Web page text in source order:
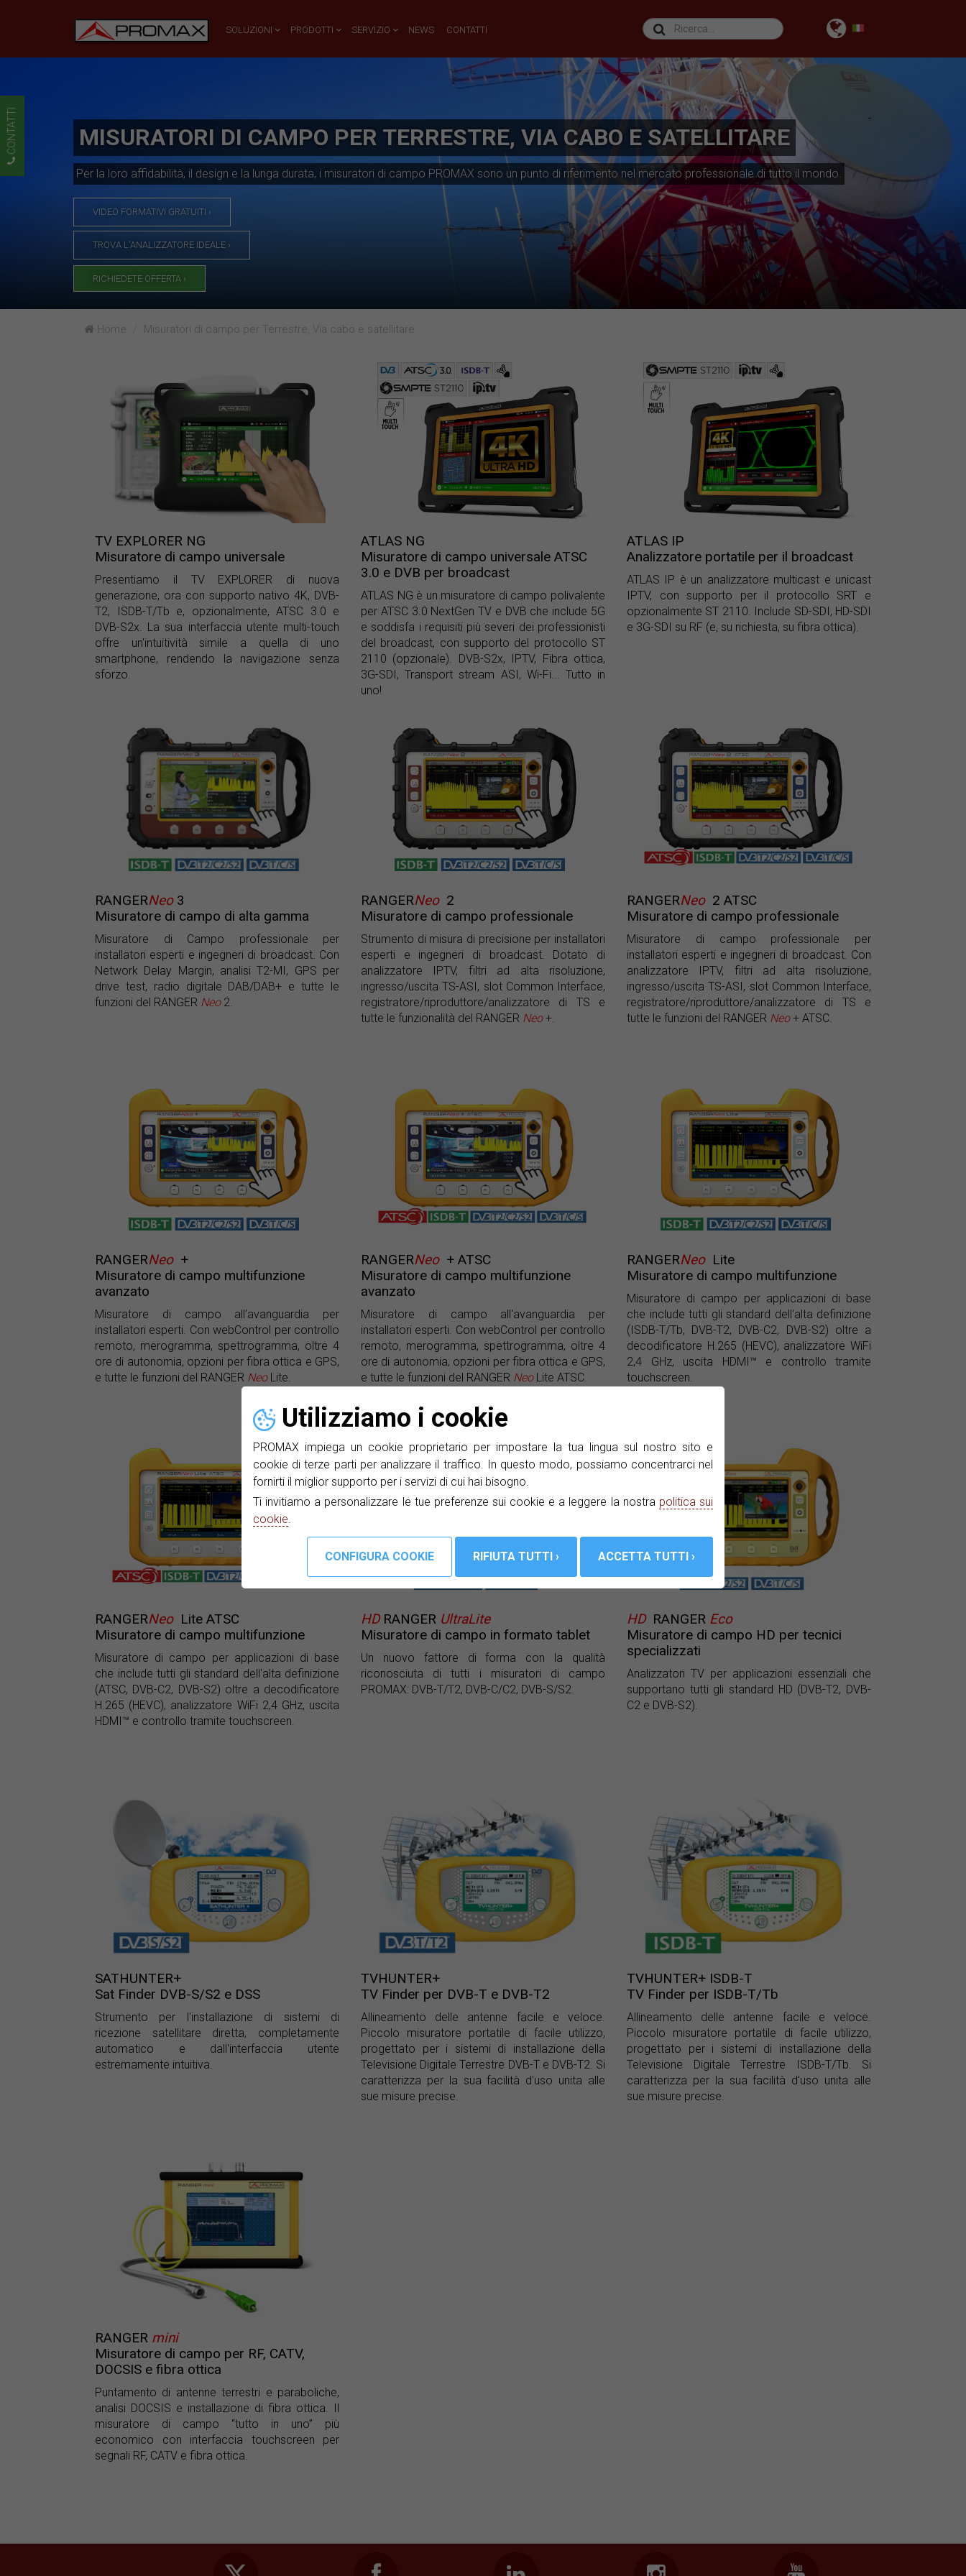
Utilizziamo i cookie
PROMAX impiega un cookie proprietario per impostare la tua lingua sul nostro sito e
cookie di terze parti per analizzare il traffico. In questo modo, possiamo concentrarci nel
fornirti il miglior supporto per i servizi di cui hai bisogno.
Ti invitiamo a personalizzare le tue preferenze sui cookie e a leggere la nostra politica sui
cookie.
SOLUZIONI PRODOTTI SERVIZIO NEWS CONTATTI
MISURATORI DI CAMPO PER TERRESTRE, VIA CABO E SATELLITARE
Per la loro affidabilità, il design e la lunga durata, i misuratori di campo PROMAX sono un punto di riferimento nel mercato professionale di tutto il mondo.
VIDEO FORMATIVI GRATUITI ›
TROVA L'ANALIZZATORE IDEALE ›
RICHIEDETE OFFERTA ›
Home Misuratori di campo per Terrestre, Via cabo e satellitare
TV EXPLORER NG
Misuratore di campo universale
Presentiamo il TV EXPLORER di nuova
generazione, ora con supporto nativo 4K, DVB-
T2, ISDB-T/Tb e, opzionalmente, ATSC 3.0 e
DVB-S2x. La sua interfaccia utente multi-touch
offre un'intuitività simile a quella di uno
smartphone, rendendo la navigazione senza
sforzo.
ATLAS NG
Misuratore di campo universale ATSC
3.0 e DVB per broadcast
ATLAS NG è un misuratore di campo polivalente
per ATSC 3.0 NextGen TV e DVB che include 5G
e soddisfa i requisiti più severi dei professionisti
del broadcast, con supporto del protocollo ST
2110 (opzionale). DVB-S2x, IPTV, Fibra ottica,
3G-SDI, Transport stream ASI, Wi-Fi... Tutto in
uno!
ATLAS IP
Analizzatore portatile per il broadcast
ATLAS IP è un analizzatore multicast e unicast
IPTV, con supporto per il protocollo SRT e
opzionalmente ST 2110. Include SD-SDI, HD-SDI
e 3G-SDI su RF (e, su richiesta, su fibra ottica).
RANGERNeo3
Misuratore di campo di alta gamma
Misuratore di Campo professionale per
installatori esperti e ingegneri di broadcast. Con
Network Delay Margin, analisi T2-MI, GPS per
drive test, radio digitale DAB/DAB+ e tutte le
funzioni del RANGER Neo2.
RANGERNeo 2
Misuratore di campo professionale
Strumento di misura di precisione per installatori
esperti e ingegneri di broadcast. Dotato di
analizzatore IPTV, filtri ad alta risoluzione,
ingresso/uscita TS-ASI, slot Common Interface,
registratore/riproduttore/analizzatore di TS e
tutte le funzionalità del RANGER Neo+.
RANGERNeo 2 ATSC
Misuratore di campo professionale
Misuratore di campo professionale per
installatori esperti e ingegneri di broadcast. Con
analizzatore IPTV, filtri ad alta risoluzione,
ingresso/uscita TS-ASI, slot Common Interface,
registratore/riproduttore/analizzatore di TS e
tutte le funzioni del RANGER Neo+ ATSC.
RANGERNeo +
Misuratore di campo multifunzione
avanzato
Misuratore di campo all'avanguardia per
installatori esperti. Con webControl per controllo
remoto, merogramma, spettrogramma, oltre 4
ore di autonomia, opzioni per fibra ottica e GPS,
e tutte le funzioni del RANGER NeoLite.
RANGERNeo + ATSC
Misuratore di campo multifunzione
avanzato
Misuratore di campo all'avanguardia per
installatori esperti. Con webControl per controllo
remoto, merogramma, spettrogramma, oltre 4
ore di autonomia, opzioni per fibra ottica e GPS,
e tutte le funzioni del RANGER NeoLite ATSC.
RANGERNeo Lite
Misuratore di campo multifunzione
Misuratore di campo per applicazioni di base
che include tutti gli standard dell'alta definizione
(ISDB-T/Tb, DVB-T2, DVB-C2, DVB-S2) oltre a
decodificatore H.265 (HEVC), analizzatore WiFi
2,4 GHz, uscita HDMI™ e controllo tramite
touchscreen.
RANGERNeo Lite ATSC
Misuratore di campo multifunzione
Misuratore di campo per applicazioni di base
che include tutti gli standard dell'alta definizione
(ATSC, DVB-C2, DVB-S2) oltre a decodificatore
H.265 (HEVC), analizzatore WiFi 2,4 GHz, uscita
HDMI™ e controllo tramite touchscreen.
HDRANGER UltraLite
Misuratore di campo in formato tablet
Un nuovo fattore di forma con la qualità
riconosciuta di tutti i misuratori di campo
PROMAX: DVB-T/T2, DVB-C/C2, DVB-S/S2.
HD RANGER Eco
Misuratore di campo HD per tecnici
specializzati
Analizzatori TV per applicazioni essenziali che
supportano tutti gli standard HD (DVB-T2, DVB-
C2 e DVB-S2).
SATHUNTER+
Sat Finder DVB-S/S2 e DSS
Strumento per l'installazione di sistemi di
ricezione satellitare diretta, completamente
automatico e dall'interfaccia utente
estremamente intuitiva.
TVHUNTER+
TV Finder per DVB-T e DVB-T2
Allineamento delle antenne facile e veloce.
Piccolo misuratore portatile di facile utilizzo,
progettato per i sistemi di installazione della
Televisione Digitale Terrestre DVB-T e DVB-T2. Si
caratterizza per la sua facilità d'uso unita alle
sue misure precise.
TVHUNTER+ ISDB-T
TV Finder per ISDB-T/Tb
Allineamento delle antenne facile e veloce.
Piccolo misuratore portatile di facile utilizzo,
progettato per i sistemi di installazione della
Televisione Digitale Terrestre ISDB-T/Tb. Si
caratterizza per la sua facilità d'uso unita alle
sue misure precise.
RANGER mini
Misuratore di campo per RF, CATV,
DOCSIS e fibra ottica
Puntamento di antenne terrestri e paraboliche,
analisi DOCSIS e installazione di fibra ottica. Il
misuratore di campo “tutto in uno” più
economico con interfaccia touchscreen per
segnali RF, CATV e fibra ottica.
CONTATTI